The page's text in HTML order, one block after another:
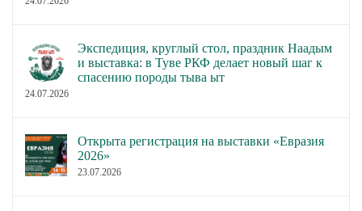
Экспедиция, круглый стол, праздник Наадым
и выставка: в Туве РКФ делает новый шаг к
спасению породы тыва ыт
24.07.2026
Открыта регистрация на выставки «Евразия
2026»
23.07.2026